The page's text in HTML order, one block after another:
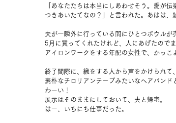
「あなたたちは本当にしあわせそう。愛が伝
つきあいたてなの？」と言われた。あはは、
夫が一瞬外に行っている間にひとつボウルが
5月に買ってくれたけれど、人にあげたので
アイロンワークをする年配の女性で、かっこ
終了間際に、織をする人から声をかけられて
素朴なチロリアンテープみたいなヘアバンド
わーい！
展示はそのままにしておいて、夫と帰宅。
はー、いちにち仕事だった。